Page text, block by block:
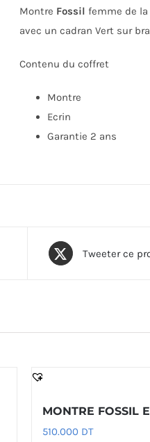
Montre Fossil femme de
avec un cadran Vert sur
Contenu du coffret
Montre
Ecrin
Garantie 2 ans
Tweeter ce
MONTRE FOSSIL
510.000 DT